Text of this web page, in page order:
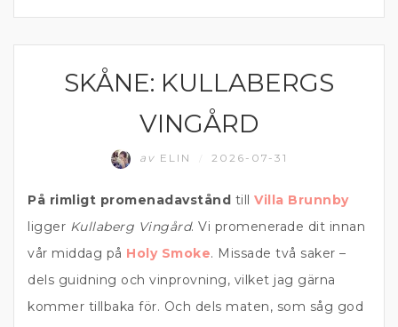
ÄTA UTESKÅNE: KULLABERGS
VINGÅRD
av ELIN 2026-07-31
På rimligt promenadavstånd till Villa Brunnby
ligger Kullaberg Vingård. Vi promenerade dit innan
vår middag på Holy Smoke. Missade två saker –
dels guidning och vinprovning, vilket jag gärna
kommer tillbaka för. Och dels maten, som såg god